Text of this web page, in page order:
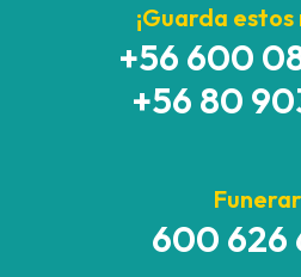
¡Guarda estos
+56 600
+56 80
600 626